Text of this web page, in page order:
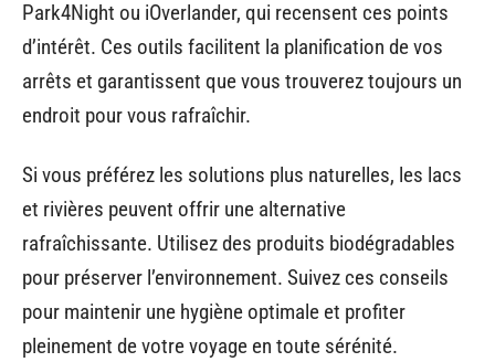
Park4Night ou iOverlander, qui recensent ces points
d’intérêt. Ces outils facilitent la planification de vos
arrêts et garantissent que vous trouverez toujours un
endroit pour vous rafraîchir.
Si vous préférez les solutions plus naturelles, les lacs
et rivières peuvent offrir une alternative
rafraîchissante. Utilisez des produits biodégradables
pour préserver l’environnement. Suivez ces conseils
pour maintenir une hygiène optimale et profiter
pleinement de votre voyage en toute sérénité.